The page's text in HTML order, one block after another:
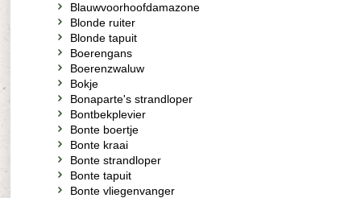
Blauwvoorhoofdamazone
Blonde ruiter
Blonde tapuit
Boerengans
Boerenzwaluw
Bokje
Bonaparte's strandloper
Bontbekplevier
Bonte boertje
Bonte kraai
Bonte strandloper
Bonte tapuit
Bonte vliegenvanger